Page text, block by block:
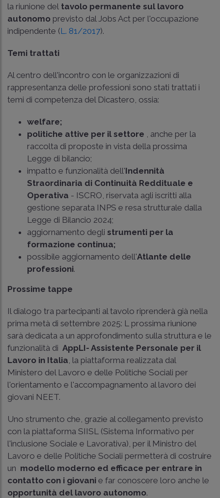
la riunione del tavolo permanente sul lavoro
autonomo previsto dal Jobs Act per l'occupazione
indipendente (L. 81/2017).
Temi trattati
Al centro dell'incontro con le organizzazioni di
rappresentanza delle professioni sono stati trattati i
temi di competenza del Dicastero, ossia:
welfare;
politiche attive per il settore , anche per la
raccolta di proposte in vista della prossima
Legge di bilancio;
impatto e funzionalità dell'Indennità
Straordinaria di Continuità Reddituale e
Operativa - ISCRO, riservata agli iscritti alla
gestione separata INPS e resa strutturale dalla
Legge di Bilancio 2024;
aggiornamento degli strumenti per la
formazione continua;
possibile aggiornamento dell'Atlante delle
professioni.
Prossime tappe
Il dialogo tra partecipanti al tavolo riprenderà già nella
prima metà di settembre 2025: L prossima riunione
sarà dedicata a un approfondimento sulla struttura e le
funzionalità di AppLI- Assistente Personale per il
Lavoro in Italia, la piattaforma realizzata dal
Ministero del Lavoro e delle Politiche Sociali per
l'orientamento e l'accompagnamento al lavoro dei
giovani NEET.
Uno strumento che, grazie al collegamento previsto
con la piattaforma SIISL (Sistema Informativo per
l'inclusione Sociale e Lavorativa), per il Ministro del
Lavoro e delle Politiche Sociali permetterà di costruire
un modello moderno ed efficace per entrare in
contatto con i giovani e far conoscere loro anche le
opportunità del lavoro autonomo.